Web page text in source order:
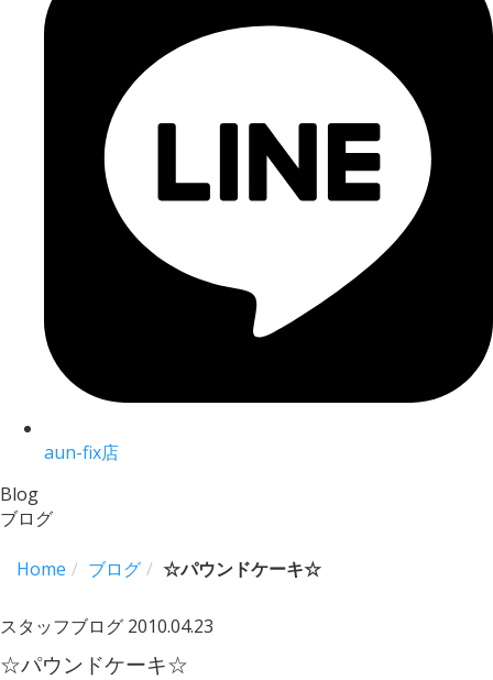
aun-fix店
Blog
ブログ
Home ブログ ☆パウンドケーキ☆
スタッフブログ 2010.04.23
☆パウンドケーキ☆